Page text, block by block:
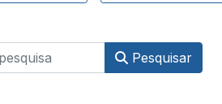
Pesquisar